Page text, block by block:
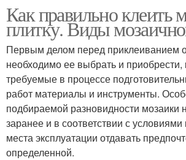
Как правильно клеить
плитку. Виды
Первым делом перед приклеиванием
необходимо ее выбрать и приобрести,
требуемые в процессе
работ материалы и инструменты.
подбираемой разновидности мозаики
заранее и в соответствии с
места эксплуатации отдавать
определенной.